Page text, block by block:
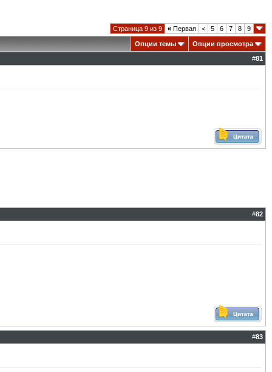
Страница 9 из 9 « Первая < 5 6 7 8 9
Опции темы
Опции просмотра
#81
#82
#83